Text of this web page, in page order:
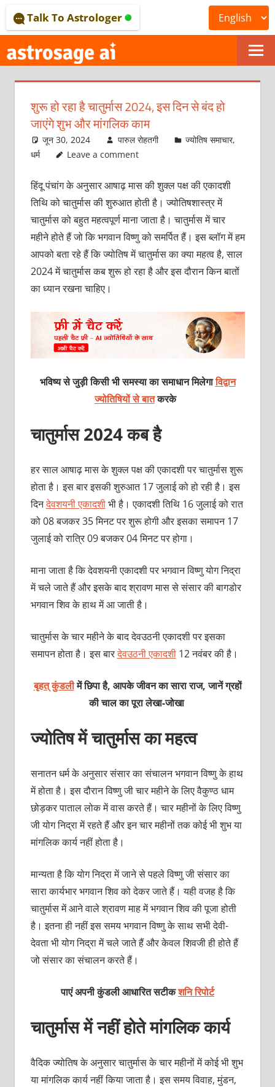
to
content
ONLINE
ASTROLOGICAL
JOURNAL
–
ASTROSAGE
MAGAZINE
Talk To Astrologer
शुरू हो रहा है चातुर्मास 2024, इस दिन से बंद हो
जाएंगे शुभ और मांगलिक काम
जून 30, 2024 पारुल रोहतगी ज्योतिष समाचार,
धर्म
Leave a comment
हिंदू पंचांग के अनुसार आषाढ़ मास की शुक्‍ल पक्ष की एकादशी
तिथि को चातुर्मास की शुरुआत होती है। ज्‍योतिषशास्‍त्र में
चातुर्मास को बहुत महत्‍वपूर्ण माना जाता है। चातुर्मास में चार
महीने होते हैं जो कि भगवान विष्‍णु को समर्पित हैं। इस ब्‍लॉग में हम
आपको बता रहे हैं कि ज्‍योतिष में चातुर्मास का क्‍या महत्‍व है, साल
2024 में चातुर्मास कब शुरू हो रहा है और इस दौरान किन बातों
का ध्‍यान रखना चाहिए।
भविष्य से जुड़ी किसी भी समस्या का समाधान मिलेगाविद्वान
ज्योतिषियों से बातकरके
चातुर्मास 2024 कब है
हर साल आषाढ़ मास के शुक्‍ल पक्ष की एकादशी पर चातुर्मास शुरू
होता है। इस बार इसकी शुरुआत 17 जुलाई को हो रही है। इस
दिनदेवशयनी एकादशीभी है। एकादशी तिथि 16 जुलाई को रात
को 08 बजकर 35 मिनट पर शुरू होगी और इसका समापन 17
जुलाई को रात्रि 09 बजकर 04 मिनट पर होगा।
माना जाता है कि देवशयनी एकादशी पर भगवान विष्णु योग निद्रा
में चले जाते हैं और इसके बाद श्रावण मास से संसार की बागडोर
भ‍गवान शिव के हाथ में आ जाती है।
चातुर्मास के चार महीने के बाद देवउठनी एकादशी पर इसका
समापन होता है। इस बारदेवउठनी एकादशी12 नवंबर की है।
बृहत् कुंडलीमें छिपा है, आपके जीवन का सारा राज, जानें ग्रहों
की चाल का पूरा लेखा-जोखा
ज्‍योतिष में चातुर्मास का महत्‍व
सनातन धर्म के अनुसार संसार का संचालन भगवान विष्‍णु के हाथ
में होता है। इस दौरान विष्‍णु जी चार महीने के लिए वैकुण्‍ठ धाम
छोड़कर पाताल लोक में वास करते हैं। चार महीनों के लिए विष्‍णु
जी योग निद्रा में रहते हैं और इन चार महीनों तक कोई भी शुभ या
मांगलिक कार्य नहीं होता है।
मान्‍यता है कि योग निद्रा में जाने से पहले विष्‍णु जी संसार का
सारा कार्यभार भगवान शिव को देकर जाते हैं। यही वजह है कि
चातुर्मास में आने वाले श्रावण माह में भगवान शिव की पूजा होती
है। इतना ही नहीं इस समय भगवान विष्‍णु के साथ सभी देवी-
देवता भी योग निद्रा में चले जाते हैं और केवल शिवजी ही होते हैं
जो संसार का संचालन करते हैं।
पाएं अपनी कुंडली आधारित सटीकशनि रिपोर्ट
चातुर्मास में नहीं होते मांगलिक कार्य
वैदिक ज्‍योतिष के अनुसार चातुर्मास के चार महीनों में कोई भी शुभ
या मांगलिक कार्य नहीं किया जाता है। इस समय विवाह, मुंडन,